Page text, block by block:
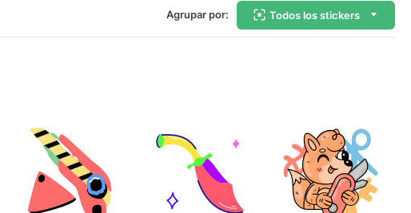
Agrupar por: Todos los stickers